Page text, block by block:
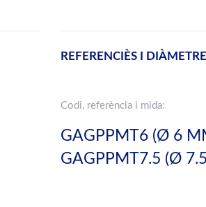
REFERENCIÈS I
Codi, referència i mida:
GAGPPMT6 (Ø 6
GAGPPMT7.5 (Ø